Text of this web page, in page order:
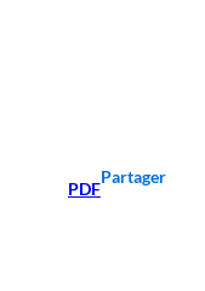
PDF
Partager